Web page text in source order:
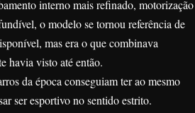
interno mais refinado, motorização
o modelo se tornou referência de
mas era o que combinava
havia visto até então.
da época conseguiam ter ao mesmo
ser esportivo no sentido estrito.